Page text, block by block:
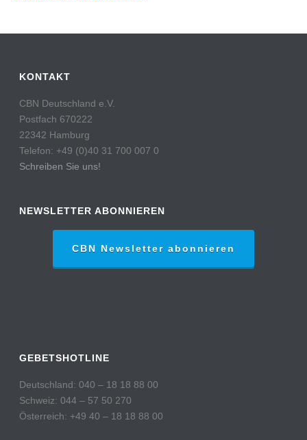
KONTAKT
CBN Deutschland e.V.
Postfach 670222
22342 Hamburg
Telefon: +49 (0)40 31 700 007 0
Schreiben Sie uns!
NEWSLETTER ABONNIEREN
CBN Newsletter abonnieren
GEBETSHOTLINE
Deutschland: 040 – 18 18 88 00
Schweiz: 044 – 57 50 270
Österreich: +49 40 – 18 18 88 00